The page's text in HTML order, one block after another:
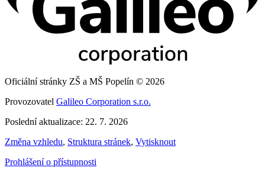
Oficiální stránky ZŠ a MŠ Popelín © 2026
Provozovatel Galileo Corporation s.r.o.
Poslední aktualizace: 22. 7. 2026
Změna vzhledu, Struktura stránek, Vytisknout
Prohlášení o přístupnosti